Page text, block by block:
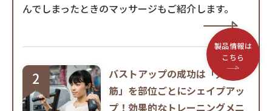
製品情報は
こちら
んでしまったときのマッサージもご紹介します。
バストアップの成功は「大胸
筋」を部位ごとにシェイプアッ
プ！効果的なトレーニングメニ